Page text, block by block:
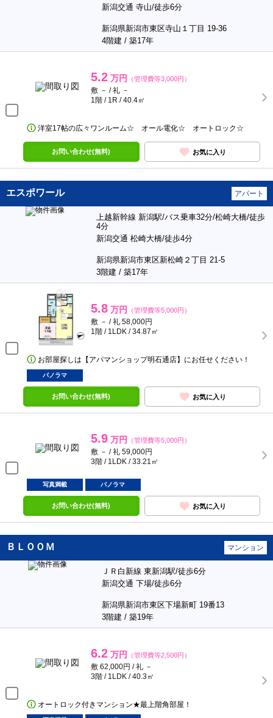
新潟交通 寺山/徒歩6分
新潟県新潟市東区寺山１丁目 19-36
4階建 / 築17年
5.2 万円 （管理費等3,000円）
敷 － / 礼 －
1階 / 1R / 40.4㎡
洋室17帖の広々ワンルーム☆ オール電化☆ オートロック☆
お問い合わせ(無料) お気に入り
エスポワール アパート
上越新幹線 新潟駅/バス乗車32分/松崎大橋/徒歩
4分
新潟交通 松崎大橋/徒歩4分
新潟県新潟市東区新松崎２丁目 21-5
3階建 / 築17年
5.8 万円 （管理費等5,000円）
敷 － / 礼 58,000円
1階 / 1LDK / 34.87㎡
お部屋探しは【アパマンショップ明石通店】にお任せください！
パノラマ
お問い合わせ(無料) お気に入り
5.9 万円 （管理費等5,000円）
敷 － / 礼 59,000円
3階 / 1LDK / 33.21㎡
写真満載 パノラマ
お問い合わせ(無料) お気に入り
ＢＬＯＯＭ マンション
ＪＲ白新線 東新潟駅/徒歩6分
新潟交通 下場/徒歩6分
新潟県新潟市東区下場新町 19番13
3階建 / 築19年
6.2 万円 （管理費等2,500円）
敷 62,000円 / 礼 －
3階 / 1LDK / 40.3㎡
オートロック付きマンション★最上階角部屋！